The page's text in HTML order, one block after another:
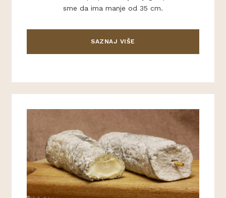
sme da ima manje od 35 cm.
SAZNAJ VIŠE